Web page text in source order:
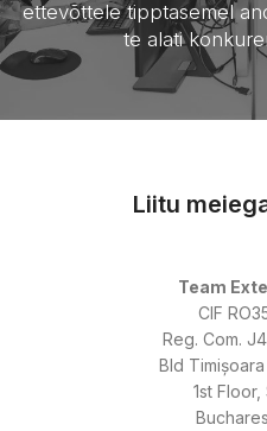
ettevõttele tipptasemel
te alati
Liitu
Team
CIF
Reg. Com.
Bld
1st Floor,